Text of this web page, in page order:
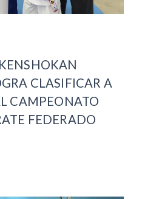
CLASIFICAR A
CAMPEONATO
FEDERADO